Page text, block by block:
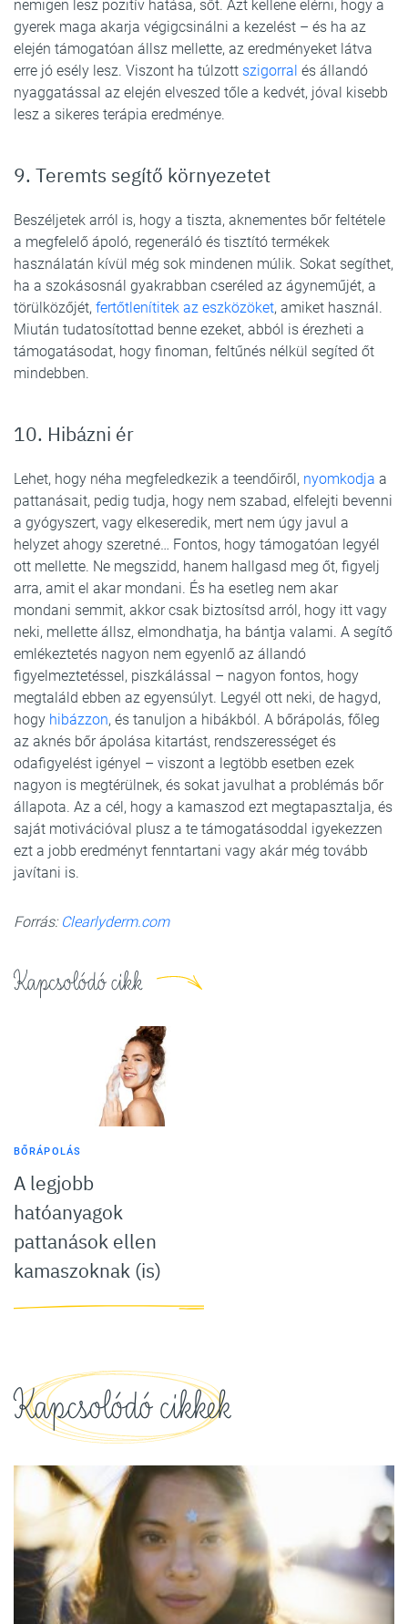
nemigen lesz pozitív hatása, sőt. Azt kellene elérni, hogy a
gyerek maga akarja végigcsinálni a kezelést – és ha az
elején támogatóan állsz mellette, az eredményeket látva
erre jó esély lesz. Viszont ha túlzott szigorral és állandó
nyaggatással az elején elveszed tőle a kedvét, jóval kisebb
lesz a sikeres terápia eredménye.
9. Teremts segítő környezetet
Beszéljetek arról is, hogy a tiszta, aknementes bőr feltétele
a megfelelő ápoló, regeneráló és tisztító termékek
használatán kívül még sok mindenen múlik. Sokat segíthet,
ha a szokásosnál gyakrabban cseréled az ágyneműjét, a
törülközőjét, fertőtlenítitek az eszközöket, amiket használ.
Miután tudatosítottad benne ezeket, abból is érezheti a
támogatásodat, hogy finoman, feltűnés nélkül segíted őt
mindebben.
10. Hibázni ér
Lehet, hogy néha megfeledkezik a teendőiről, nyomkodja a
pattanásait, pedig tudja, hogy nem szabad, elfelejti bevenni
a gyógyszert, vagy elkeseredik, mert nem úgy javul a
helyzet ahogy szeretné… Fontos, hogy támogatóan legyél
ott mellette. Ne megszidd, hanem hallgasd meg őt, figyelj
arra, amit el akar mondani. És ha esetleg nem akar
mondani semmit, akkor csak biztosítsd arról, hogy itt vagy
neki, mellette állsz, elmondhatja, ha bántja valami. A segítő
emlékeztetés nagyon nem egyenlő az állandó
figyelmeztetéssel, piszkálással – nagyon fontos, hogy
megtaláld ebben az egyensúlyt. Legyél ott neki, de hagyd,
hogy hibázzon, és tanuljon a hibákból. A bőrápolás, főleg
az aknés bőr ápolása kitartást, rendszerességet és
odafigyelést igényel – viszont a legtöbb esetben ezek
nagyon is megtérülnek, és sokat javulhat a problémás bőr
állapota. Az a cél, hogy a kamaszod ezt megtapasztalja, és
saját motivációval plusz a te támogatásoddal igyekezzen
ezt a jobb eredményt fenntartani vagy akár még tovább
javítani is.
Forrás: Clearlyderm.com
Kapcsolódó cikk
BŐRÁPOLÁS
A legjobb
hatóanyagok
pattanások ellen
kamaszoknak (is)
Kapcsolódó cikkek